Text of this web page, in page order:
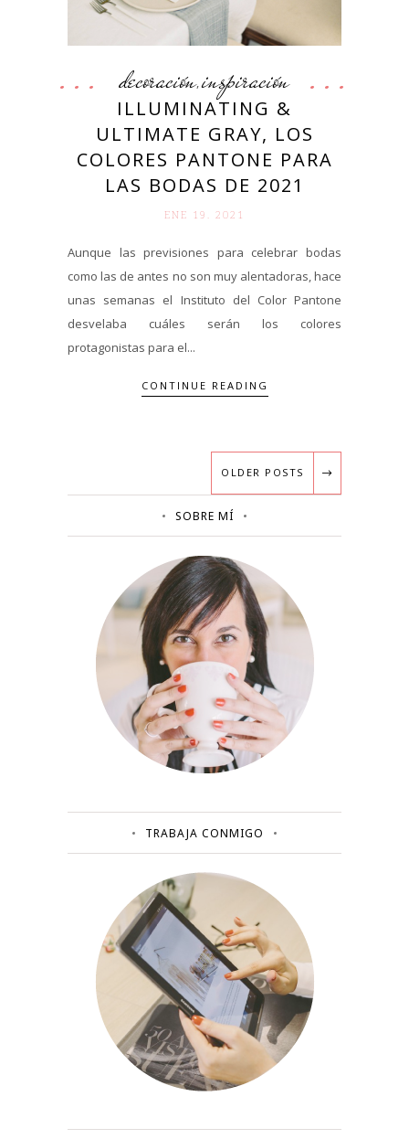
decoración,inspiración
ILLUMINATING &
ULTIMATE GRAY, LOS
COLORES PANTONE PARA
LAS BODAS DE 2021
ENE 19. 2021
Aunque las previsiones para celebrar bodas
como las de antes no son muy alentadoras, hace
unas semanas el Instituto del Color Pantone
desvelaba cuáles serán los colores
protagonistas para el...
CONTINUE READING
OLDER POSTS
SOBRE MÍ
TRABAJA CONMIGO